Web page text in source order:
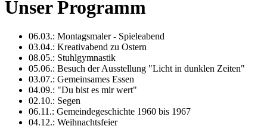
Unser Programm
06.03.: Montagsmaler - Spieleabend
03.04.: Kreativabend zu Ostern
08.05.: Stuhlgymnastik
05.06.: Besuch der Ausstellung "Licht in dunklen Zeiten"
03.07.: Gemeinsames Essen
04.09.: "Du bist es mir wert"
02.10.: Segen
06.11.: Gemeindegeschichte 1960 bis 1967
04.12.: Weihnachtsfeier